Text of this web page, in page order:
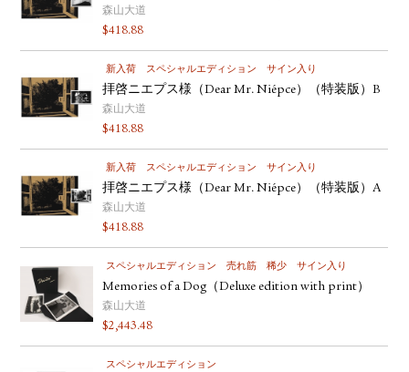
森山大道
$418.88
新入荷 スペシャルエディション サイン入り
拝啓ニエプス様（Dear Mr. Niépce）（特装版）B
森山大道
$418.88
新入荷 スペシャルエディション サイン入り
拝啓ニエプス様（Dear Mr. Niépce）（特装版）A
森山大道
$418.88
スペシャルエディション 売れ筋 稀少 サイン入り
Memories of a Dog（Deluxe edition with print）
森山大道
$2,443.48
スペシャルエディション